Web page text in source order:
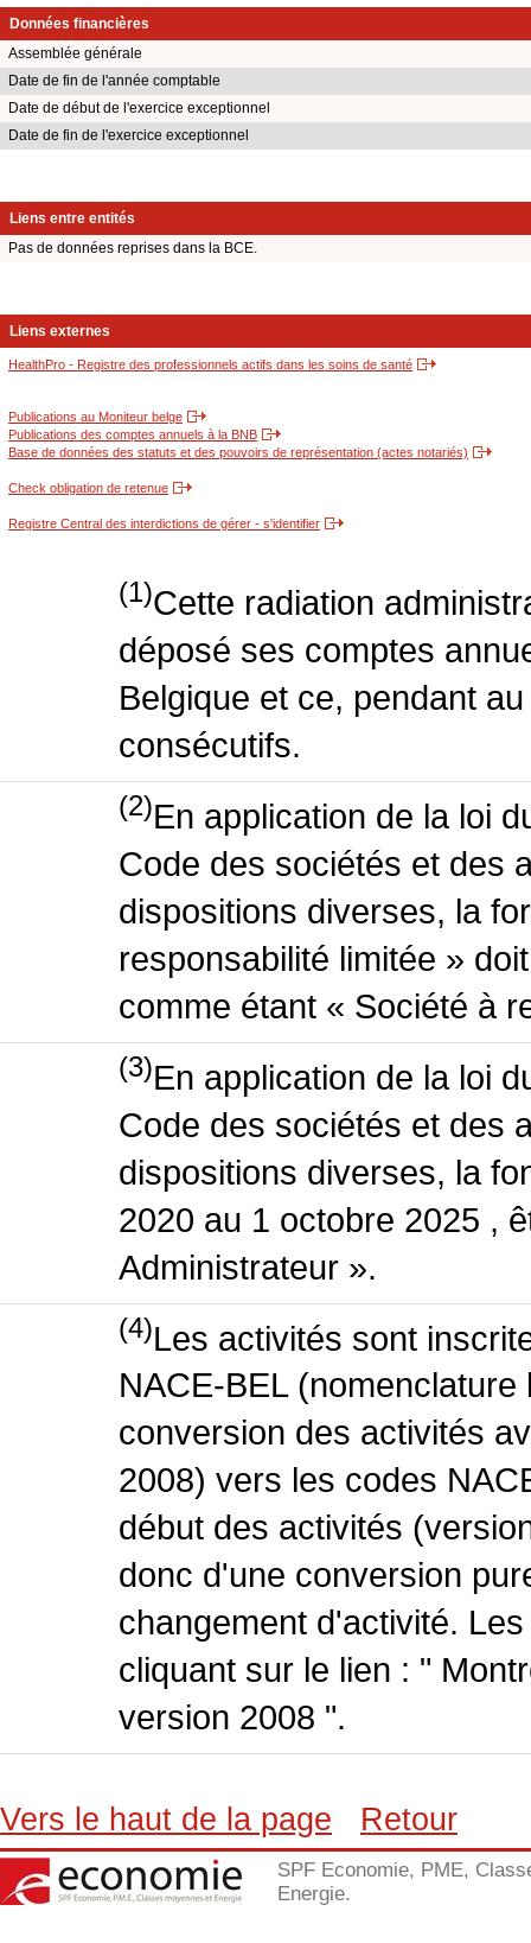
Données financières
Assemblée générale
Date de fin de l'année comptable
Date de début de l'exercice exceptionnel
Date de fin de l'exercice exceptionnel
Liens entre entités
Pas de données reprises dans la BCE.
Liens externes
HealthPro - Registre des professionnels actifs dans les soins de santé
Publications au Moniteur belge
Publications des comptes annuels à la BNB
Base de données des statuts et des pouvoirs de représentation (actes notariés)
Check obligation de retenue
Registre Central des interdictions de gérer - s'identifier
(1)Cette radiation
déposé ses comptes
Belgique et ce, pendant
consécutifs.
(2)En application de la loi
Code des sociétés et des
dispositions diverses, la
responsabilité limitée »
comme étant « Société à
(3)En application de la loi
Code des sociétés et des
dispositions diverses, la
2020 au 1 octobre 2025 ,
Administrateur ».
(4)Les activités sont
NACE-BEL
conversion des activités
2008) vers les codes
début des activités
donc d'une conversion
changement d'activité.
cliquant sur le lien : "
version 2008 ".
Vers le haut de la page Retour
SPF Economie, PME,
Energie.